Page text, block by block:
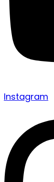
Instagram